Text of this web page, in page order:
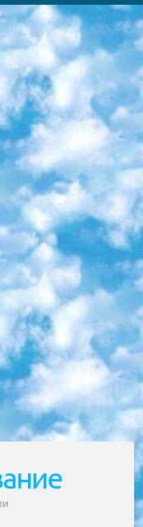
«ПостНаука» На этом ресурсе публикуют подборки видеолекций, составленные экспертами из разных отраслей и объединённые общими темами. Среди них, к примеру, есть серии «Биоинформатика и геномика», «Культура средневековой Скандинавии» и Cinema Studies о теории кино. Каждая подборка лекций — логически связанная история, рассказанная экспертом от первого лица. Кроме того, на сайте появляются научно-образовательные статьи и тесты на разные темы. 7. «Newочём» Команда проекта «Newочём» отбирает самые интересные тексты из англоязычных СМИ и переводит те из них, за которые голосуют участники сообщества «ВКонтакте». По большей части это научно-популярные статьи. Редакторы придумывают лишь заголовки, в остальном содержание переводов соответствует оригиналам. Полные тексты можно читать прямо в социальной сети. 8. InternetUrok Онлайн-база материалов по основным дисциплинам школьной программы. Информация на сайте структурирована по классам, предметам и темам (урокам). Каждый урок состоит из видеолекций и конспектов. Есть также интерактивные тренажёры и тесты для закрепления пройденного материала. Даже если вы давно окончили школу, возможность повторить программу старших классов всегда может пригодиться. 9. Edutainme Ещё один ресурс об образовании. В отличие от Newtonew, как мне кажется, Edutainme больше ориентируется на представителей индустрии: педагогов, предпринимателей, разработчиков образовательных проектов. Но и любой, кто просто стремится к саморазвитию, найдёт на сайте много полезного и интересного для себя. Например, информацию о новых курсах и образовательных сервисах. 10. Newtonew Онлайн-медиа об образовании и обучении в широком смысле. Авторы Newtonew пишут об инструментах, заведениях, тактиках и стратегиях, которые помогают учить других и получать новые знания самостоятельно. На этой площадке вы найдёте новости, обзоры, аналитические мат